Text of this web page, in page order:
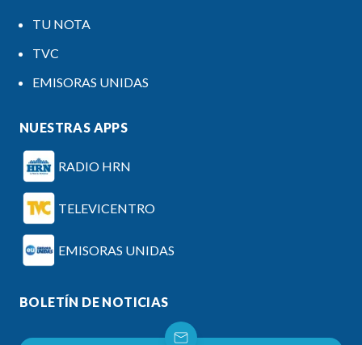
TU NOTA
TVC
EMISORAS UNIDAS
NUESTRAS APPS
RADIO HRN
TELEVICENTRO
EMISORAS UNIDAS
BOLETÍN DE NOTICIAS